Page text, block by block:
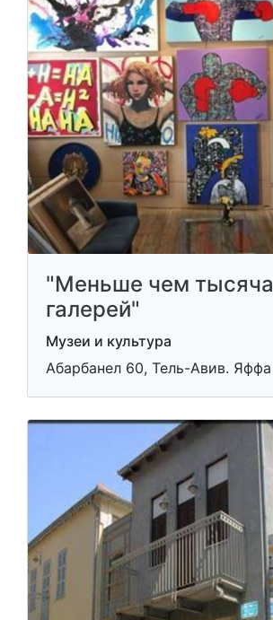
"Меньше чем тысяча
галерей"
Музеи и культура
Абарбанел 60, Тель-Авив. Яффа